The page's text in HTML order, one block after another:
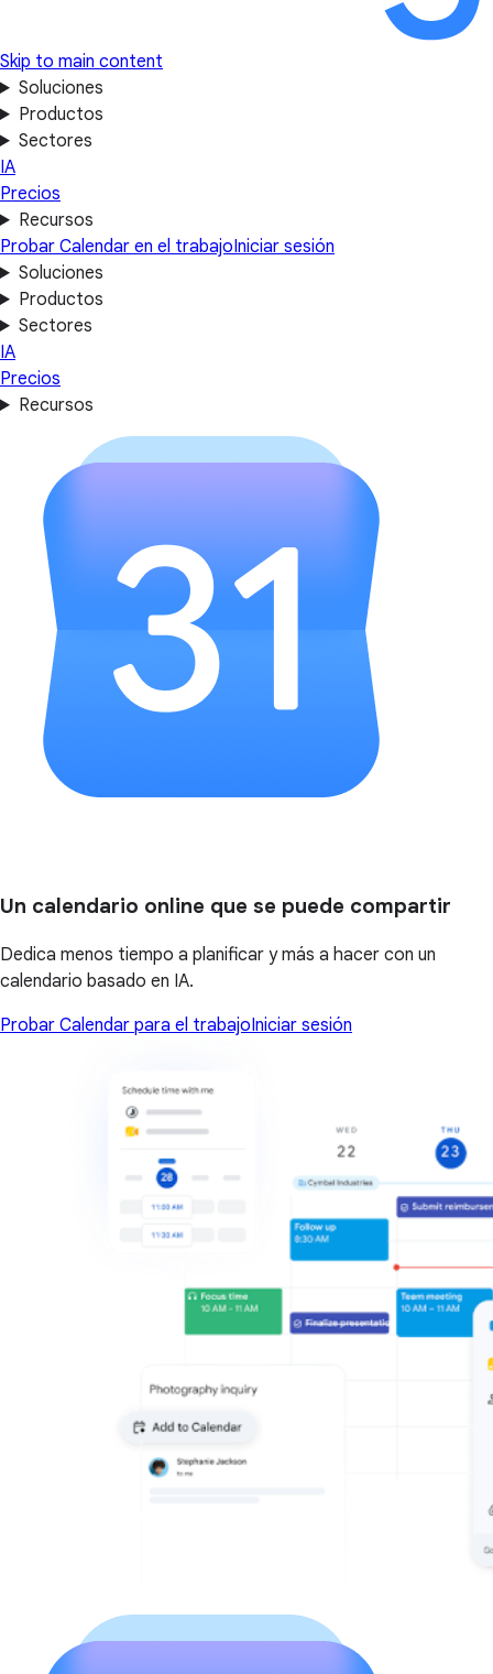
Skip to main content
Soluciones
Productos
Sectores
IA
Precios
Recursos
Probar Calendar en el trabajoIniciar sesión
Soluciones
Productos
Sectores
IA
Precios
Recursos
Un calendario online que se puede compartir
Dedica menos tiempo a planificar y más a hacer con un
calendario basado en IA.
Probar Calendar para el trabajoIniciar sesión